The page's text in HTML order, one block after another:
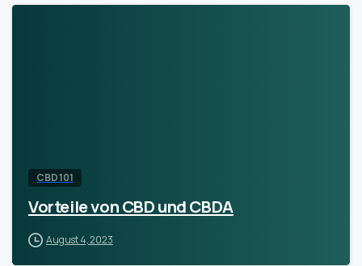
CBD 101
Vorteile von CBD und CBDA
August 4, 2023